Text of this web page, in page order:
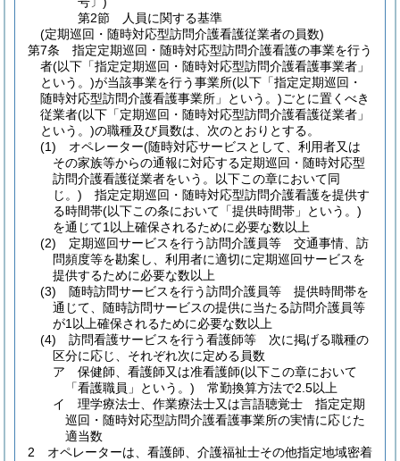
第2節
人員に関する基準
(定期巡回・随時対応型訪問介護看護従業者の員数)
第7条
指定定期巡回・随時対応型訪問介護看護の事業を行う
者(以下「指定定期巡回・随時対応型訪問介護看護事業者」
という。)が当該事業を行う事業所(以下「指定定期巡回・
随時対応型訪問介護看護事業所」という。)ごとに置くべき
従業者(以下「定期巡回・随時対応型訪問介護看護従業者」
という。)の職種及び員数は、次のとおりとする。
(1)
オペレーター(随時対応サービスとして、利用者又は
その家族等からの通報に対応する定期巡回・随時対応型
訪問介護看護従業者をいう。以下この章において同
じ。) 指定定期巡回・随時対応型訪問介護看護を提供す
る時間帯(以下この条において「提供時間帯」という。)
を通じて1以上確保されるために必要な数以上
(2)
定期巡回サービスを行う訪問介護員等 交通事情、訪
問頻度等を勘案し、利用者に適切に定期巡回サービスを
提供するために必要な数以上
(3)
随時訪問サービスを行う訪問介護員等 提供時間帯を
通じて、随時訪問サービスの提供に当たる訪問介護員等
が1以上確保されるために必要な数以上
(4)
訪問看護サービスを行う看護師等 次に掲げる職種の
区分に応じ、それぞれ次に定める員数
ア
保健師、看護師又は准看護師(以下この章において
「看護職員」という。) 常勤換算方法で2.5以上
イ
理学療法士、作業療法士又は言語聴覚士 指定定期
巡回・随時対応型訪問介護看護事業所の実情に応じた
適当数
2
オペレーターは、看護師、介護福祉士その他指定地域密着